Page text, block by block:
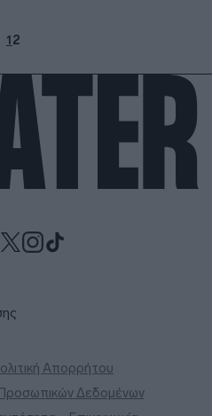
12
Απορρήτου
Προσωπικών Δεδομένων